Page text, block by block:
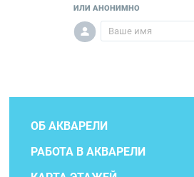
ИЛИ АНОНИМНО
ОБ АКВАРЕЛИ
РАБОТА В АКВАРЕЛИ